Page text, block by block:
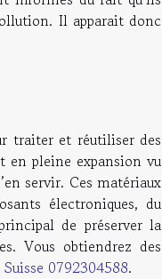
Il apparait donc
traiter et réutiliser des
en pleine expansion vu
servir. Ces matériaux
électroniques, du
de préserver la
Vous obtiendrez des
0792304588.